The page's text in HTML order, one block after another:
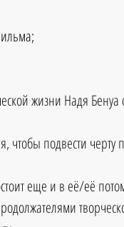
жизни Надя
чтобы подвести
еще и в её/её